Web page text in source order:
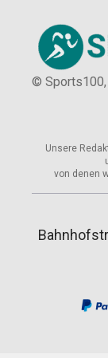
© Sports100,
Unsere
von denen